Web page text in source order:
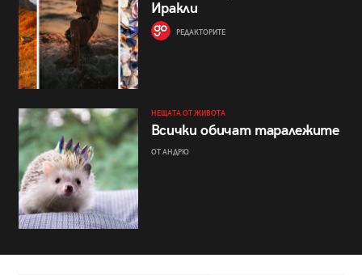
Иракли
РЕДАКТОРИТЕ
НЕЩАТА ОТ ЖИВОТА
Всички обичат таралежите
ОТ АНДРЮ